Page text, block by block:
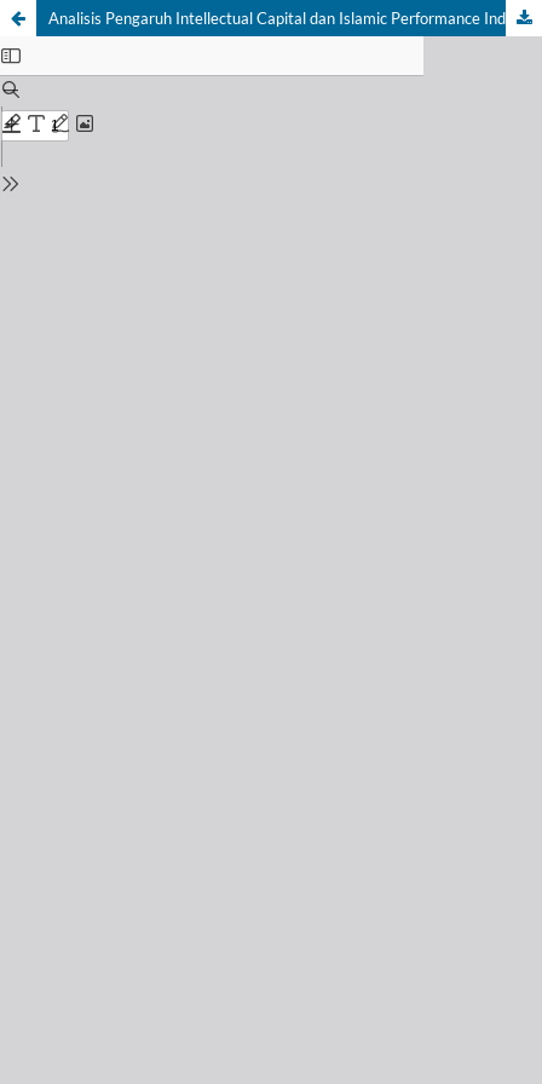
Analisis Pengaruh Intellectual Capital dan Islamic Performance Index Terhadap Profitabilitas Bank Umum Syariah di Indonesia